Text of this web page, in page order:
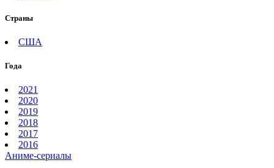
Страны
США
Года
2021
2020
2019
2018
2017
2016
Аниме-сериалы